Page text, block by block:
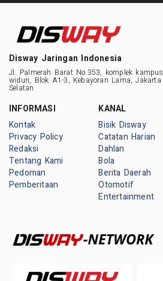
Disway Jaringan Indonesia
Jl. Palmerah Barat No.353, komplek kampus
widuri, Blok A1-3, Kebayoran Lama, Jakarta
Selatan
INFORMASI
Kontak
Privacy Policy
Redaksi
Tentang Kami
Pedoman
Pemberitaan
KANAL
Bisik Disway
Catatan Harian
Dahlan
Bola
Berita Daerah
Otomotif
Entertainment